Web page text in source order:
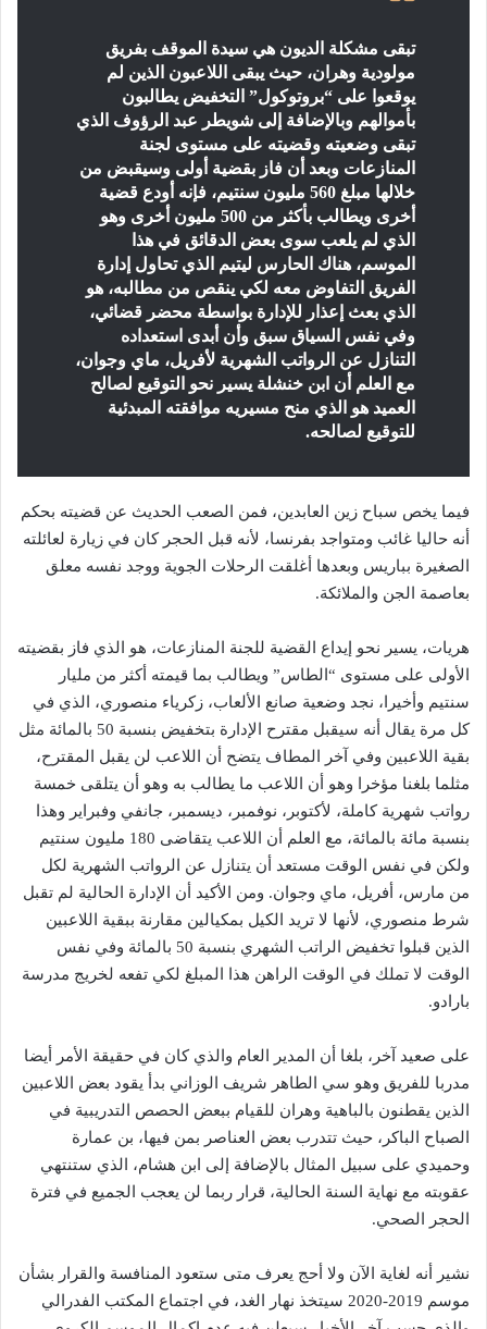
تبقى مشكلة الديون هي سيدة الموقف بفريق
مولودية وهران، حيث يبقى اللاعبون الذين لم
يوقعوا على “بروتوكول” التخفيض يطالبون
بأموالهم وبالإضافة إلى شويطر عبد الرؤوف الذي
تبقى وضعيته وقضيته على مستوى لجنة
المنازعات وبعد أن فاز بقضية أولى وسيقبض من
خلالها مبلغ 560 مليون سنتيم، فإنه أودع قضية
أخرى ويطالب بأكثر من 500 مليون أخرى وهو
الذي لم يلعب سوى بعض الدقائق في هذا
الموسم، هناك الحارس ليتيم الذي تحاول إدارة
الفريق التفاوض معه لكي ينقص من مطالبه، هو
الذي بعث إعذار للإدارة بواسطة محضر قضائي،
وفي نفس السياق سبق وأن أبدى استعداده
التنازل عن الرواتب الشهرية لأفريل، ماي وجوان،
مع العلم أن ابن خنشلة يسير نحو التوقيع لصالح
العميد هو الذي منح مسيريه موافقته المبدئية
للتوقيع لصالحه.
فيما يخص سباح زين العابدين، فمن الصعب الحديث عن قضيته بحكم
أنه حاليا غائب ومتواجد بفرنسا، لأنه قبل الحجر كان في زيارة لعائلته
الصغيرة بباريس وبعدها أغلقت الرحلات الجوية ووجد نفسه معلق
بعاصمة الجن والملائكة.
هريات، يسير نحو إيداع القضية للجنة المنازعات، هو الذي فاز بقضيته
الأولى على مستوى “الطاس” ويطالب بما قيمته أكثر من مليار
سنتيم وأخيرا، نجد وضعية صانع الألعاب، زكرياء منصوري، الذي في
كل مرة يقال أنه سيقبل مقترح الإدارة بتخفيض بنسبة 50 بالمائة مثل
بقية اللاعبين وفي آخر المطاف يتضح أن اللاعب لن يقبل المقترح،
مثلما بلغنا مؤخرا وهو أن اللاعب ما يطالب به وهو أن يتلقى خمسة
رواتب شهرية كاملة، لأكتوبر، نوفمبر، ديسمبر، جانفي وفبراير وهذا
بنسبة مائة بالمائة، مع العلم أن اللاعب يتقاضى 180 مليون سنتيم
ولكن في نفس الوقت مستعد أن يتنازل عن الرواتب الشهرية لكل
من مارس، أفريل، ماي وجوان. ومن الأكيد أن الإدارة الحالية لم تقبل
شرط منصوري، لأنها لا تريد الكيل بمكيالين مقارنة ببقية اللاعبين
الذين قبلوا تخفيض الراتب الشهري بنسبة 50 بالمائة وفي نفس
الوقت لا تملك في الوقت الراهن هذا المبلغ لكي تفعه لخريج مدرسة
بارادو.
على صعيد آخر، بلغا أن المدير العام والذي كان في حقيقة الأمر أيضا
مدربا للفريق وهو سي الطاهر شريف الوزاني بدأ يقود بعض اللاعبين
الذين يقطنون بالباهية وهران للقيام ببعض الحصص التدريبية في
الصباح الباكر، حيث تتدرب بعض العناصر بمن فيها، بن عمارة
وحميدي على سبيل المثال بالإضافة إلى ابن هشام، الذي ستنتهي
عقوبته مع نهاية السنة الحالية، قرار ربما لن يعجب الجميع في فترة
الحجر الصحي.
نشير أنه لغاية الآن ولا أحج يعرف متى ستعود المنافسة والقرار بشأن
موسم 2019-2020 سيتخذ نهار الغد، في اجتماع المكتب الفدرالي